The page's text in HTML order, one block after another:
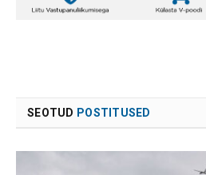
SEOTUD POSTITUSED